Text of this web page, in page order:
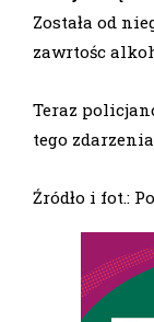
Została od
zawrtośc
Teraz
tego
Źródło i fot.: